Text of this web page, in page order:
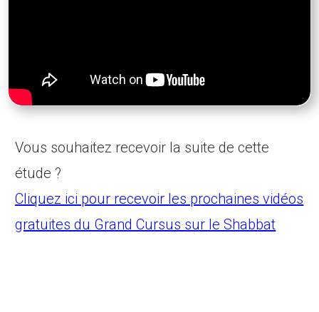
Vous souhaitez recevoir la suite de cette
étude ?
Cliquez ici pour recevoir les prochaines vidéos
gratuites du Grand Cursus sur le Shabbat